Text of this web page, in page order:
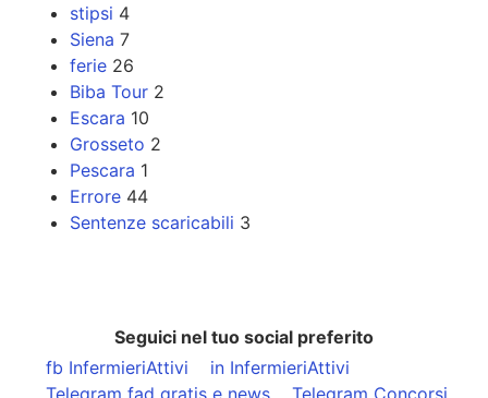
stipsi 4
Siena 7
ferie 26
Biba Tour 2
Escara 10
Grosseto 2
Pescara 1
Errore 44
Sentenze scaricabili 3
Seguici nel tuo social preferito
fb InfermieriAttivi
in InfermieriAttivi